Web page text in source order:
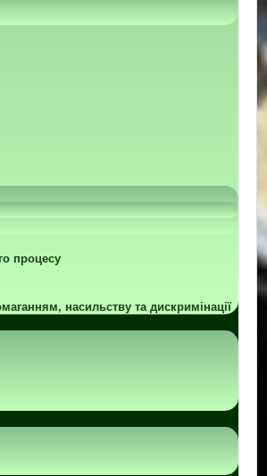
процесу
насильству та дискримінації